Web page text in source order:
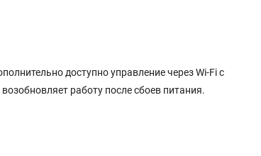
доступно управление через Wi-Fi с
работу после сбоев питания.